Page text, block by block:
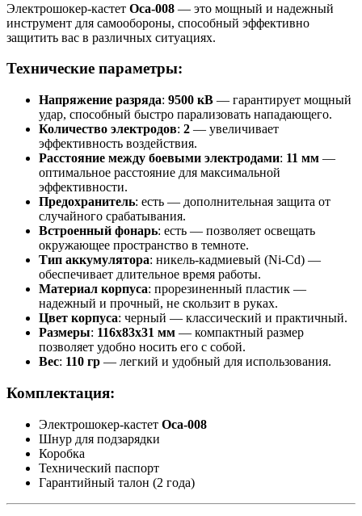
Электрошокер-кастет Оса-008 — это мощный и надежный
инструмент для самообороны, способный эффективно
защитить вас в различных ситуациях.
Технические параметры:
Напряжение разряда: 9500 кВ — гарантирует мощный
удар, способный быстро парализовать нападающего.
Количество электродов: 2 — увеличивает
эффективность воздействия.
Расстояние между боевыми электродами: 11 мм —
оптимальное расстояние для максимальной
эффективности.
Предохранитель: есть — дополнительная защита от
случайного срабатывания.
Встроенный фонарь: есть — позволяет освещать
окружающее пространство в темноте.
Тип аккумулятора: никель-кадмиевый (Ni-Cd) —
обеспечивает длительное время работы.
Материал корпуса: прорезиненный пластик —
надежный и прочный, не скользит в руках.
Цвет корпуса: черный — классический и практичный.
Размеры: 116x83x31 мм — компактный размер
позволяет удобно носить его с собой.
Вес: 110 гр — легкий и удобный для использования.
Комплектация:
Электрошокер-кастет Оса-008
Шнур для подзарядки
Коробка
Технический паспорт
Гарантийный талон (2 года)